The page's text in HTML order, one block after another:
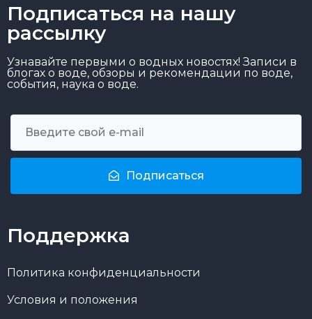
Подписаться на нашу
рассылку
Узнавайте первыми о водных новостях! Записи в
блогах о воде, обзоры и рекомендации по воде,
события, наука о воде.
Подписаться
Поддержка
Политика конфиденциальности
Условия и положения